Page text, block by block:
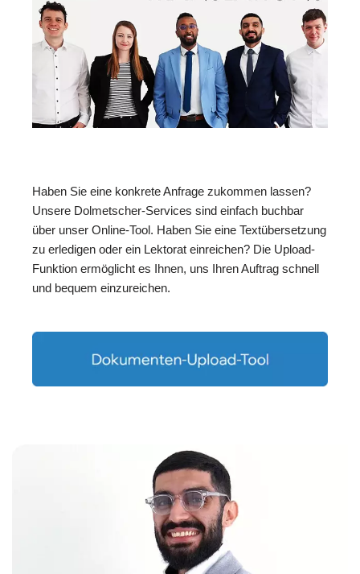
Haben Sie eine konkrete Anfrage zukommen lassen?
Unsere Dolmetscher-Services sind einfach buchbar
über unser Online-Tool. Haben Sie eine Textübersetzung
zu erledigen oder ein Lektorat einreichen? Die Upload-
Funktion ermöglicht es Ihnen, uns Ihren Auftrag schnell
und bequem einzureichen.